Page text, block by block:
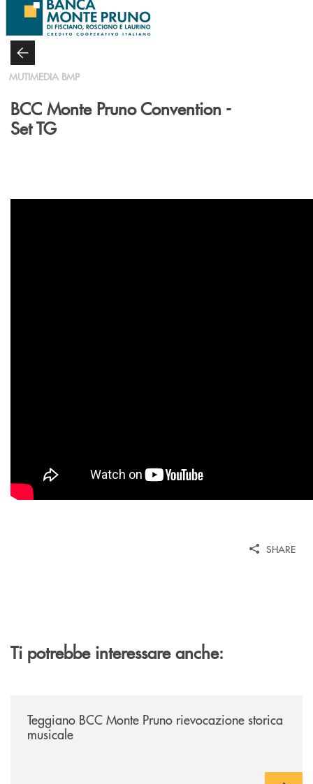
Salta al contenuto principale
MUTIMEDIA BMP
BCC Monte Pruno Convention -
Set TG
SHARE
Ti potrebbe interessare anche:
Teggiano BCC Monte Pruno rievocazione storica
musicale